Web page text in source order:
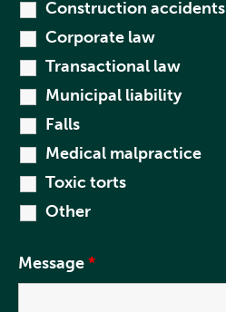
Construction accidents
Corporate law
Transactional law
Municipal liability
Falls
Medical malpractice
Toxic torts
Other
Message*